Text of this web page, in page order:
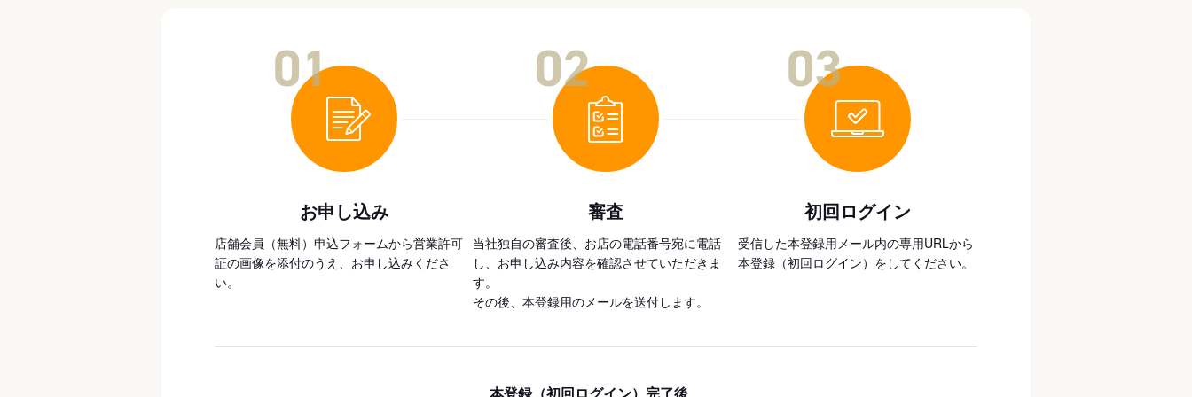
お申し込み
店舗会員（無料）申込フォームから営業許可
証の画像を添付のうえ、お申し込みくださ
い。
審査
当社独自の審査後、お店の電話番号宛に電話
し、お申し込み内容を確認させていただきま
す。
その後、本登録用のメールを送付します。
初回ログイン
受信した本登録用メール内の専用URLから
本登録（初回ログイン）をしてください。